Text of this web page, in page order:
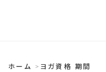
ホーム ヨガ資格 期間